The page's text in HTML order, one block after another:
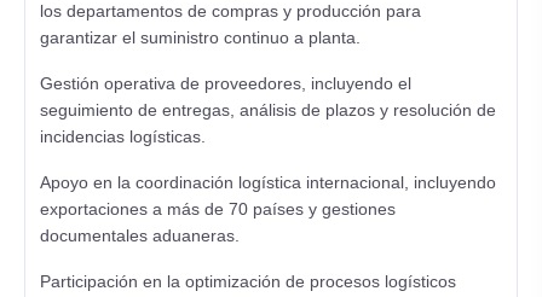
los departamentos de compras y producción para
garantizar el suministro continuo a planta.
Gestión operativa de proveedores, incluyendo el
seguimiento de entregas, análisis de plazos y resolución de
incidencias logísticas.
Apoyo en la coordinación logística internacional, incluyendo
exportaciones a más de 70 países y gestiones
documentales aduaneras.
Participación en la optimización de procesos logísticos